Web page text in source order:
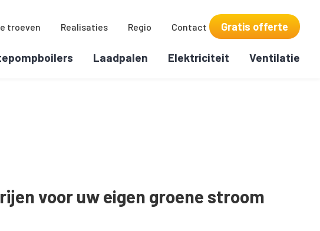
troeven Realisaties Regio Contact Gratis offerte
Laadpalen Elektriciteit Ventilatie
voor uw eigen groene stroom